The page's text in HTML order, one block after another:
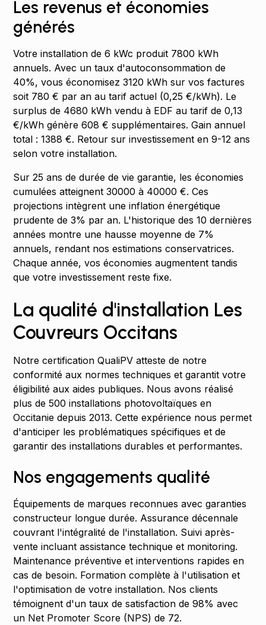
Les revenus et économies
générés
Votre installation de 6 kWc produit 7800 kWh
annuels. Avec un taux d'autoconsommation de
40%, vous économisez 3120 kWh sur vos factures
soit 780 € par an au tarif actuel (0,25 €/kWh). Le
surplus de 4680 kWh vendu à EDF au tarif de 0,13
€/kWh génère 608 € supplémentaires. Gain annuel
total : 1388 €. Retour sur investissement en 9-12 ans
selon votre installation.
Sur 25 ans de durée de vie garantie, les économies
cumulées atteignent 30000 à 40000 €. Ces
projections intègrent une inflation énergétique
prudente de 3% par an. L'historique des 10 dernières
années montre une hausse moyenne de 7%
annuels, rendant nos estimations conservatrices.
Chaque année, vos économies augmentent tandis
que votre investissement reste fixe.
La qualité d'installation Les
Couvreurs Occitans
Notre certification QualiPV atteste de notre
conformité aux normes techniques et garantit votre
éligibilité aux aides publiques. Nous avons réalisé
plus de 500 installations photovoltaïques en
Occitanie depuis 2013. Cette expérience nous permet
d'anticiper les problématiques spécifiques et de
garantir des installations durables et performantes.
Nos engagements qualité
Équipements de marques reconnues avec garanties
constructeur longue durée. Assurance décennale
couvrant l'intégralité de l'installation. Suivi après-
vente incluant assistance technique et monitoring.
Maintenance préventive et interventions rapides en
cas de besoin. Formation complète à l'utilisation et
l'optimisation de votre installation. Nos clients
témoignent d'un taux de satisfaction de 98% avec
un Net Promoter Score (NPS) de 72.